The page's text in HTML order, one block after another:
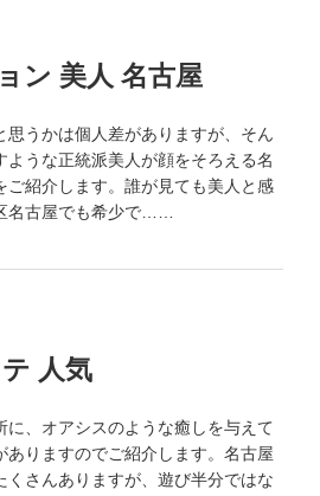
ン 美人 名古屋
思うかは個人差がありますが、そん
ような正統派美人が顔をそろえる名
ご紹介します。誰が見ても美人と感
名古屋でも希少で……
人気
に、オアシスのような癒しを与えて
ありますのでご紹介します。名古屋
くさんありますが、遊び半分ではな